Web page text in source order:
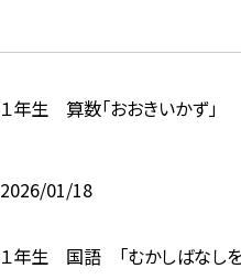
１年生 算数「おおきいかず」
2026/01/18
１年生 国語 「むかしばなしを